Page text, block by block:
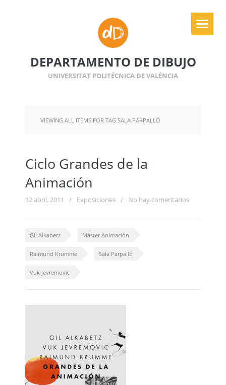
DEPARTAMENTO DE DIBUJO
UNIVERSITAT POLITÉCNICA DE VALÉNCIA
VIEWING ALL ITEMS FOR TAG SALA PARPALLÓ
Ciclo Grandes de la
Animación
12 abril, 2011 / Exposiciones / No hay comentarios
Gil Alkabetz Máster Animación
Raimund Krumme Sala Parpalló
Vuk Jevremovic